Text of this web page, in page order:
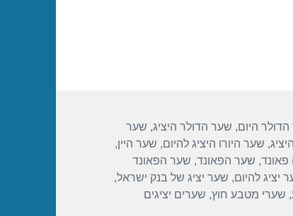
היום, שער הדולר היציג, שער
, שער היורו היציג להיום, שער היין,
, שער הפאונד, שער הפאונד
יציג להיום, שער יציג של בנק ישראל,
, שערי מטבע חוץ, שערים יציגים